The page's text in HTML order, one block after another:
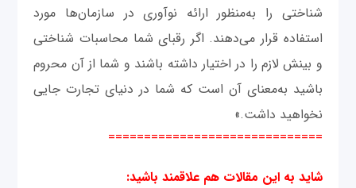
شناختی را به‌منظور ارائه نوآوری در سازمان‌ها مورد
استفاده قرار می‌دهند. اگر رقبای شما محاسبات شناختی
و بینش لازم را در اختیار داشته باشند و شما از آن محروم
باشید به‌معنای آن است که شما در دنیای تجارت جایی
نخواهید داشت.»
==============================
شاید به این مقالات هم علاقمند باشید: